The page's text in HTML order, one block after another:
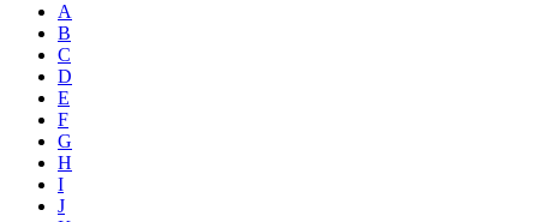
A
B
C
D
E
F
G
H
I
J